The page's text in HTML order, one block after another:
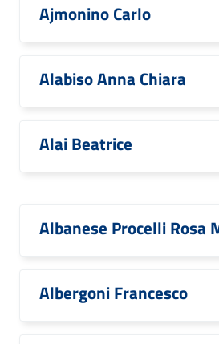
Ajmonino Carlo
Alabiso Anna Chiara
Alai Beatrice
Albanese Procelli Rosa
Albergoni Francesco